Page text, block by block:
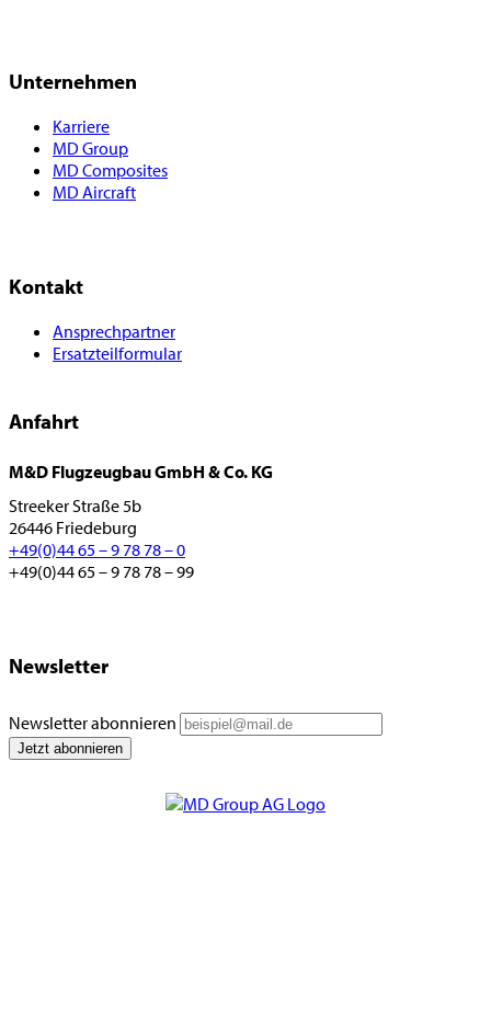
Unternehmen
Karriere
MD Group
MD Composites
MD Aircraft
Kontakt
Ansprechpartner
Ersatzteilformular
Anfahrt
M&D Flugzeugbau GmbH & Co. KG
Streeker Straße 5b
26446 Friedeburg
+49(0)44 65 – 9 78 78 – 0
+49(0)44 65 – 9 78 78 – 99
Newsletter
Newsletter abonnieren